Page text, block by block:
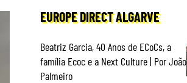
EUROPE DIRECT ALGARVE
Beatriz Garcia, 40 Anos de ECoCs, a
família Ecoc e a Next Culture | Por João
Palmeiro